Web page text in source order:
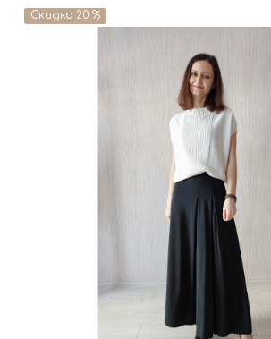
Скидка 20 %